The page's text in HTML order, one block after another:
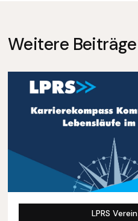
Weitere Beiträge
LPRS Verein